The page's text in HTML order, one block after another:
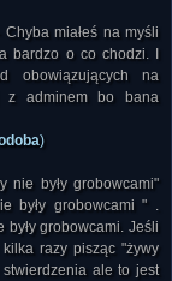
miałeś na myśli
bardzo o co chodzi. I
obowiązujących na
z adminem bo bana
)
nie były grobowcami"
były grobowcami " .
były grobowcami. Jeśli
razy pisząc "żywy
ale to jest